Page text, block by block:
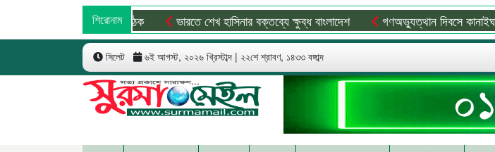
শিরোনাম ভারতে শেখ হাসিনার বক্তব্যে ক্ষুব্ধ বাংলাদেশ গণঅভ্যুত্থান দিবসে কানাইঘাটে
সিলেট ৬ই আগস্ট, ২০২৬ খ্রিস্টাব্দ | ২২শে শ্রাবণ, ১৪৩৩ বঙ্গাব্দ